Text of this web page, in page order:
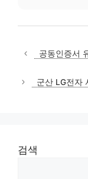
공동인증서
군산 LG전자
검색